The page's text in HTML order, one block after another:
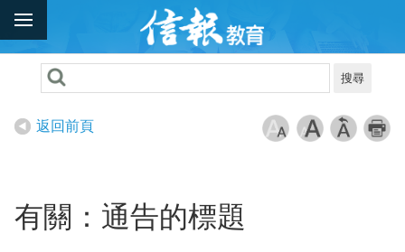
搜尋
返回前頁
有關：通告的標題